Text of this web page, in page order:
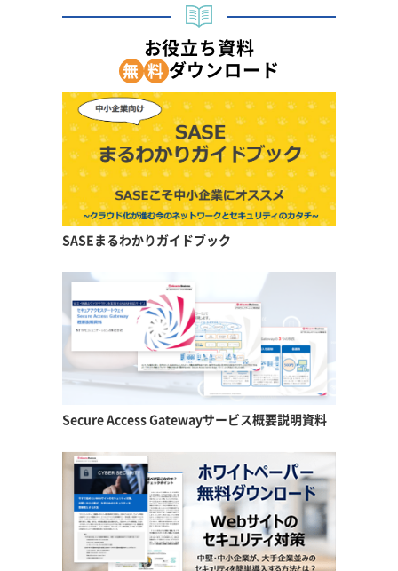
お役立ち資料
無 料 ダウンロード
SASEまるわかりガイドブック
Secure Access Gatewayサービス概要説明資料